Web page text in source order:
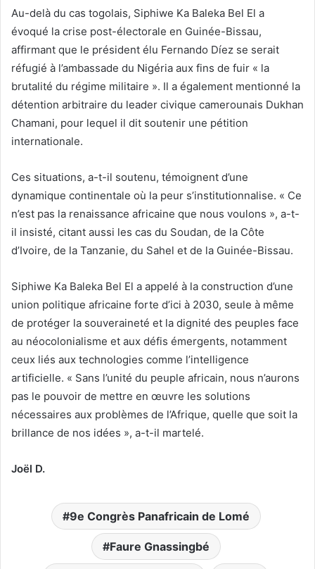
Au-delà du cas togolais, Siphiwe Ka Baleka Bel El a
évoqué la crise post-électorale en Guinée-Bissau,
affirmant que le président élu Fernando Díez se serait
réfugié à l’ambassade du Nigéria aux fins de fuir « la
brutalité du régime militaire ». Il a également mentionné la
détention arbitraire du leader civique camerounais Dukhan
Chamani, pour lequel il dit soutenir une pétition
internationale.
Ces situations, a-t-il soutenu, témoignent d’une
dynamique continentale où la peur s’institutionnalise. « Ce
n’est pas la renaissance africaine que nous voulons », a-t-
il insisté, citant aussi les cas du Soudan, de la Côte
d’Ivoire, de la Tanzanie, du Sahel et de la Guinée-Bissau.
Siphiwe Ka Baleka Bel El a appelé à la construction d’une
union politique africaine forte d’ici à 2030, seule à même
de protéger la souveraineté et la dignité des peuples face
au néocolonialisme et aux défis émergents, notamment
ceux liés aux technologies comme l’intelligence
artificielle. « Sans l’unité du peuple africain, nous n’aurons
pas le pouvoir de mettre en œuvre les solutions
nécessaires aux problèmes de l’Afrique, quelle que soit la
brillance de nos idées », a-t-il martelé.
Joël D.
9e Congrès Panafricain de Lomé
Faure Gnassingbé